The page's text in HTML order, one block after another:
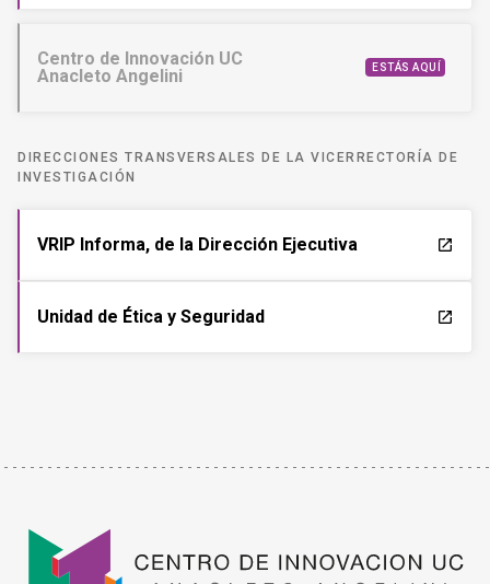
Centro de Innovación UC
Anacleto Angelini
ESTÁS AQUÍ
DIRECCIONES TRANSVERSALES DE LA VICERRECTORÍA DE
INVESTIGACIÓN
VRIP Informa, de la Dirección Ejecutiva launch
Unidad de Ética y Seguridad launch